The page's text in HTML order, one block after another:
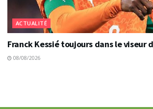
ACTUALITÉ
Franck Kessié toujours dans le viseur
08/08/2026